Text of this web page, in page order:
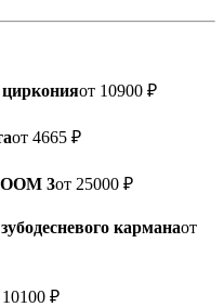
цирконияот 10900 ₽
от 4665 ₽
3от 25000 ₽
карманаот
10100 ₽